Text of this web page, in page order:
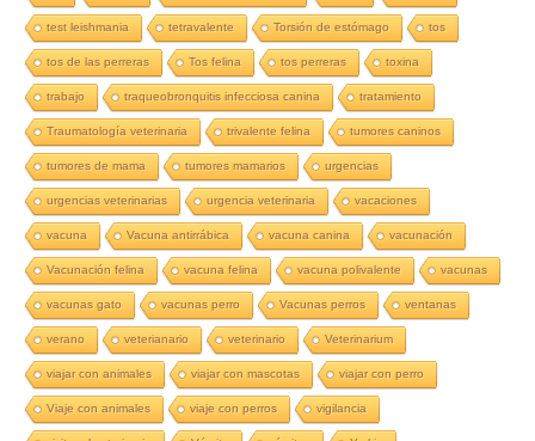
test leishmania tetravalente Torsión de estómago tos
tos de las perreras Tos felina tos perreras toxina
trabajo traqueobronquitis infecciosa canina tratamiento
Traumatología veterinaria trivalente felina tumores caninos
tumores de mama tumores mamarios urgencias
urgencias veterinarias urgencia veterinaria vacaciones
vacuna Vacuna antirrábica vacuna canina vacunación
Vacunación felina vacuna felina vacuna polivalente vacunas
vacunas gato vacunas perro Vacunas perros ventanas
verano veterianario veterinario Veterinarium
viajar con animales viajar con mascotas viajar con perro
Viaje con animales viaje con perros vigilancia